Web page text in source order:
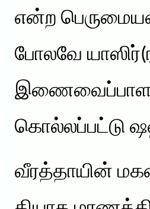
என்ற
போலவே
கொல்லப்பட்டு
வீரத்தாயின்